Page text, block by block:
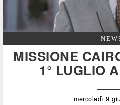
MISSIONE
1° LUGLIO
mercoledì 9